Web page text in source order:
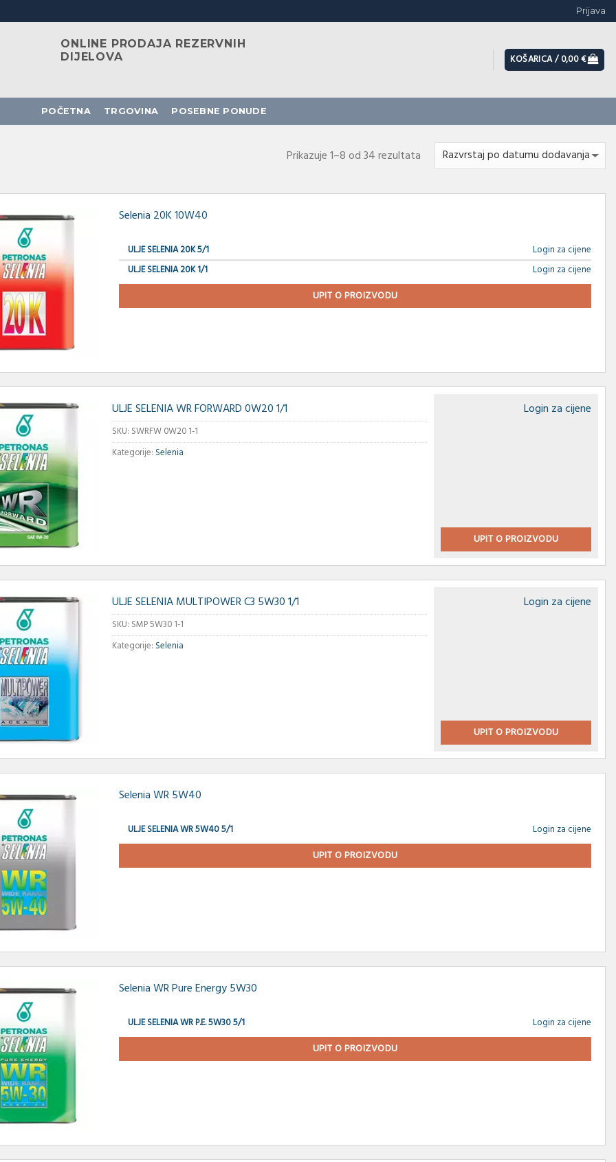
Prijava
ONLINE PRODAJA REZERVNIH
DIJELOVA
KOŠARICA /0,00€
POČETNA TRGOVINA POSEBNE PONUDE
Prikazuje 1–8 od 34 rezultata
Selenia 20K 10W40
ULJE SELENIA 20K 5/1
Login za cijene
ULJE SELENIA 20K 1/1
Login za cijene
UPIT O PROIZVODU
ULJE SELENIA WR FORWARD 0W20 1/1
SKU: SWRFW 0W20 1-1
Kategorije: Selenia
Login za cijene
UPIT O PROIZVODU
ULJE SELENIA MULTIPOWER C3 5W30 1/1
SKU: SMP 5W30 1-1
Kategorije: Selenia
Login za cijene
UPIT O PROIZVODU
Selenia WR 5W40
ULJE SELENIA WR 5W40 5/1 Login za cijene
UPIT O PROIZVODU
Selenia WR Pure Energy 5W30
ULJE SELENIA WR P.E. 5W30 5/1 Login za cijene
UPIT O PROIZVODU